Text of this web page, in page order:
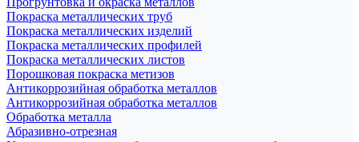
Покраска металлических труб
Покраска металлических изделий
Покраска металлических профилей
Покраска металлических листов
Порошковая покраска метизов
Антикоррозийная обработка металлов
Антикоррозийная обработка металлов
Обработка металла
Абразивно-отрезная